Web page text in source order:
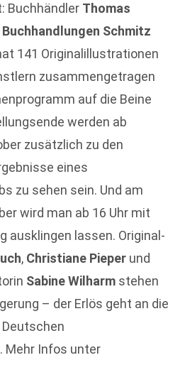
Buchhändler Thomas
Buchhandlungen Schmitz
141 Originalillustrationen
zusammengetragen
auf die Beine
werden ab
zusätzlich zu den
eines
zu sehen sein. Und am
wird man ab 16 Uhr mit
ausklingen lassen. Original-
, Christiane Pieper und
Sabine Wilharm stehen
– der Erlös geht an die
Mehr Infos unter